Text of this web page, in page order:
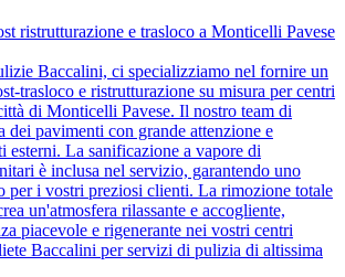
ristrutturazione e trasloco a Monticelli Pavese
Baccalini, ci specializziamo nel fornire un
trasloco e ristrutturazione su misura per centri
di Monticelli Pavese. Il nostro team di
dei pavimenti con grande attenzione e
esterni. La sanificazione a vapore di
è inclusa nel servizio, garantendo uno
per i vostri preziosi clienti. La rimozione totale
un'atmosfera rilassante e accogliente,
piacevole e rigenerante nei vostri centri
Baccalini per servizi di pulizia di altissima